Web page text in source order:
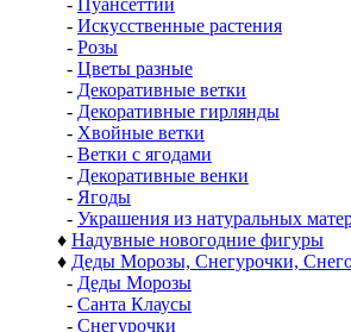
- Пуансеттии
- Искусственные растения
- Розы
- Цветы разные
- Декоративные ветки
- Декоративные гирлянды
- Хвойные ветки
- Ветки с ягодами
- Декоративные венки
- Ягоды
- Украшения из натуральных
♦ Надувные новогодние фигуры
♦ Деды Морозы, Снегурочки,
- Деды Морозы
- Санта Клаусы
- Снегурочки